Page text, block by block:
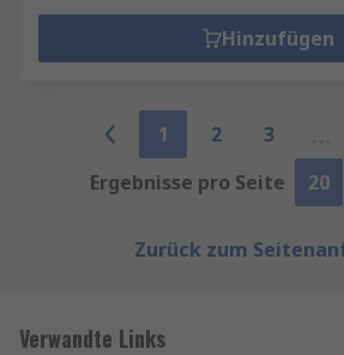
Hinzufügen
1 2 3
Ergebnisse pro Seite
20
Zurück zum
Verwandte Links